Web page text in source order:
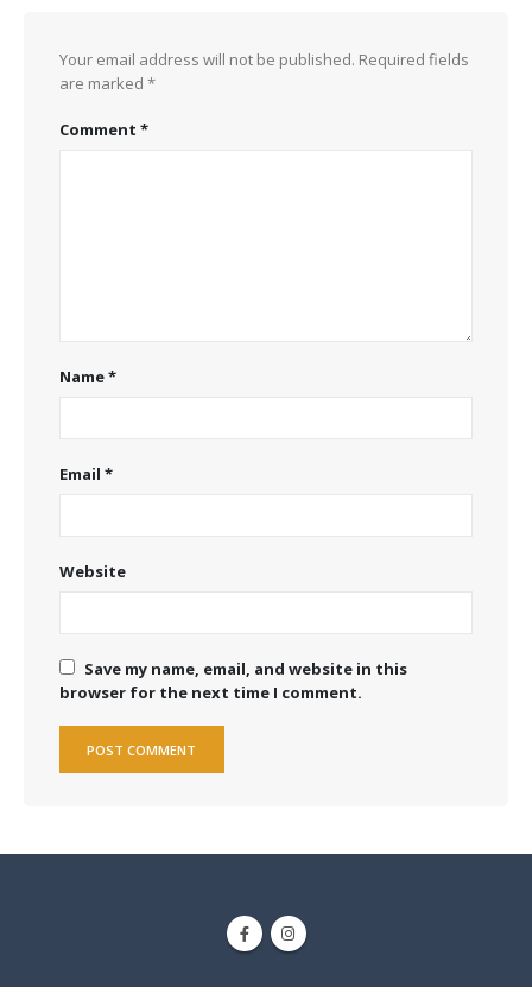
Your email address will not be published. Required fields
are marked *
Comment *
Name*
Email *
Website
Save my name, email, and website in this
browser for the next time I comment.